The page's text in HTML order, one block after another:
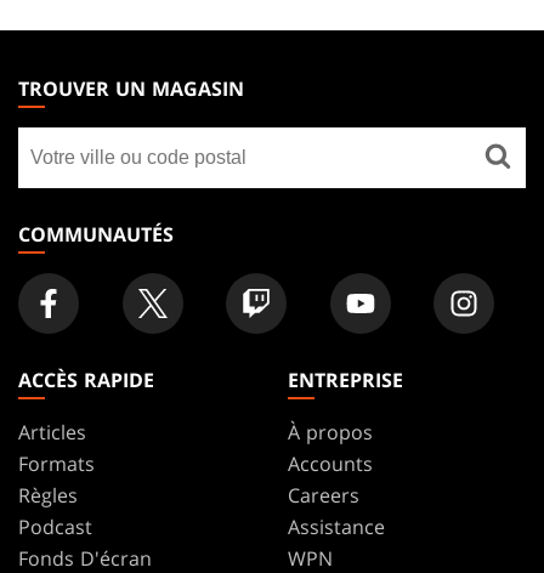
THE
GATHERING
FOOTER
TROUVER UN MAGASIN
un
magasin
COMMUNAUTÉS
ACCÈS RAPIDE
Articles
Formats
Règles
Podcast
Fonds D'écran
ENTREPRISE
À propos
Accounts
Careers
Assistance
WPN